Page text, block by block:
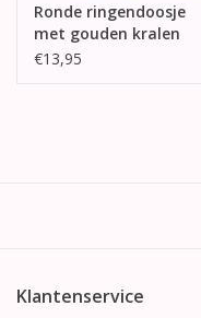
Ronde ringendoosje
met gouden kralen
€13,95
Klantenservice